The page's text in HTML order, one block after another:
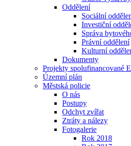
Oddělení
Sociální
Investiční
Správa
Právní oddělení
Kulturní
Dokumenty
Projekty spolufinancované
Územní plán
Městská policie
O nás
Postupy
Odchyt zvířat
Ztráty a nálezy
Fotogalerie
Rok 2018